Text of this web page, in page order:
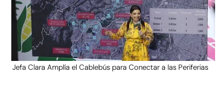
Jefa Clara Amplía el Cablebús para Conectar a las Periferias